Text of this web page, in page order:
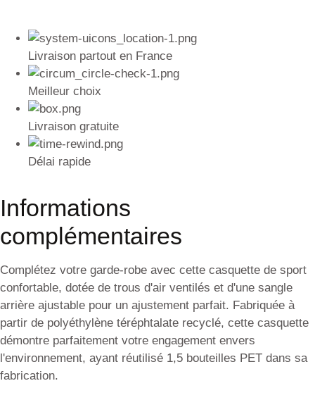
Livraison partout en France
Meilleur choix
Livraison gratuite
Délai rapide
Informations
complémentaires
Complétez votre garde-robe avec cette casquette de sport
confortable, dotée de trous d'air ventilés et d'une sangle
arrière ajustable pour un ajustement parfait. Fabriquée à
partir de polyéthylène téréphtalate recyclé, cette casquette
démontre parfaitement votre engagement envers
l'environnement, ayant réutilisé 1,5 bouteilles PET dans sa
fabrication.